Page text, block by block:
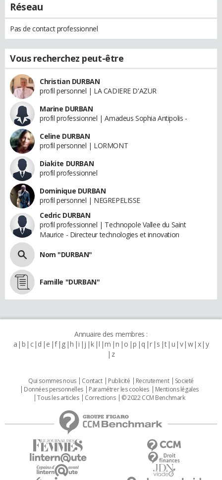
Réseau
Pas de contact professionnel
Vous recherchez peut-être
Christian DURBAN
profil personnel | LA CADIERE D'AZUR
Marine DURBAN
profil professionnel | Amadeus Sophia Antipolis -
Celine DURBAN
profil personnel | LORMONT
Diakite DURBAN
profil professionnel
Dominique DURBAN
profil personnel | NEGREPELISSE
Cedric DURBAN
profil professionnel | Technopole Vallee du Saint
Maurice - Directeur technologies et innovation
Nom "DURBAN"
Famille "DURBAN"
Annuaire des membres :
a b c d e f g h i j k l m n o p q r s t u v w x y
z
Qui sommes nous Contact Publicité Recrutement
Societé
Données personnelles
Paramétrer les cookies
Mentions légales
Tous les articles
Corrections © 2022 CCM Benchmark